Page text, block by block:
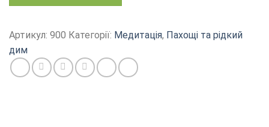
натуральні
Пачулі
пилкові
Артикул: 900 Категорії: Медитація, Пахощі та рідкий
дим